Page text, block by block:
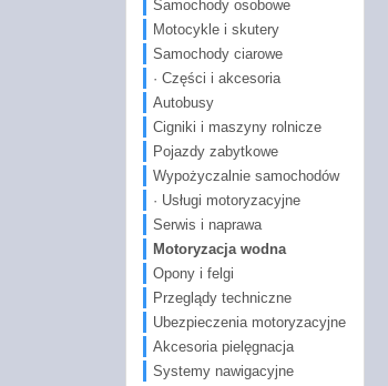
Samochody osobowe
Motocykle i skutery
Samochody ciarowe
· Części i akcesoria
Autobusy
Cigniki i maszyny rolnicze
Pojazdy zabytkowe
Wypożyczalnie samochodów
· Usługi motoryzacyjne
Serwis i naprawa
Motoryzacja wodna
Opony i felgi
Przeglądy techniczne
Ubezpieczenia motoryzacyjne
Akcesoria pielęgnacja
Systemy nawigacyjne